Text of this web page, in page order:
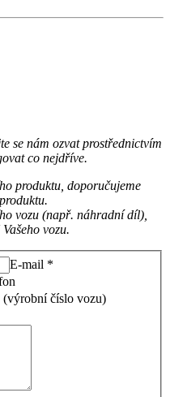
se nám ozvat prostřednictvím
co nejdříve.
produktu, doporučujeme
vozu (např. náhradní díl),
vozu.
E-mail *
číslo vozu)